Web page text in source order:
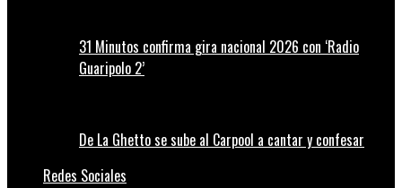
31 Minutos confirma gira nacional 2026 con ‘Radio
Guaripolo 2’
De La Ghetto se sube al Carpool a cantar y confesar
Redes Sociales